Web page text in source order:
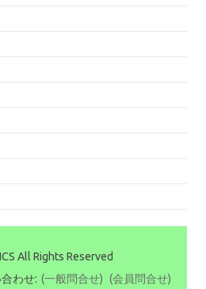
All Rights Reserved
わせ: (一般問合せ) (会員問合せ)